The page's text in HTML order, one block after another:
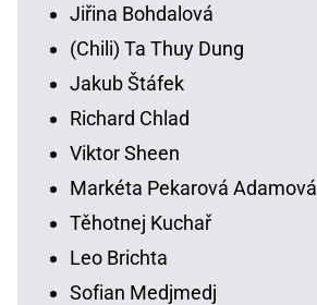
Jiřina Bohdalová
(Chili) Ta Thuy Dung
Jakub Štáfek
Richard Chlad
Viktor Sheen
Markéta Pekarová Adamová
Těhotnej Kuchař
Leo Brichta
Sofian Medjmedj